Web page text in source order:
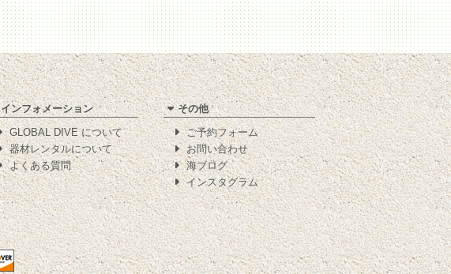
インフォメーション
GLOBAL DIVE について
器材レンタルについて
よくある質問
その他
ご予約フォーム
お問い合わせ
海ブログ
インスタグラム